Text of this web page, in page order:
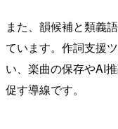
また、韻候補と類義
ています。作詞支援
い、楽曲の保存やAI
促す導線です。